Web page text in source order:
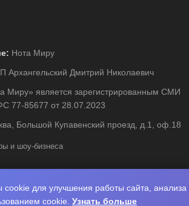
Нота Миру
Архангельский Дмитрий Николаевич
Миру» является зарегистрированным СМИ
77-85677 от 28.07.2023
Большой Купавенский проезд, д.1, оф.18
и шоу-бизнеса
для улучшения работы сайта,
cookie. Узнать больше